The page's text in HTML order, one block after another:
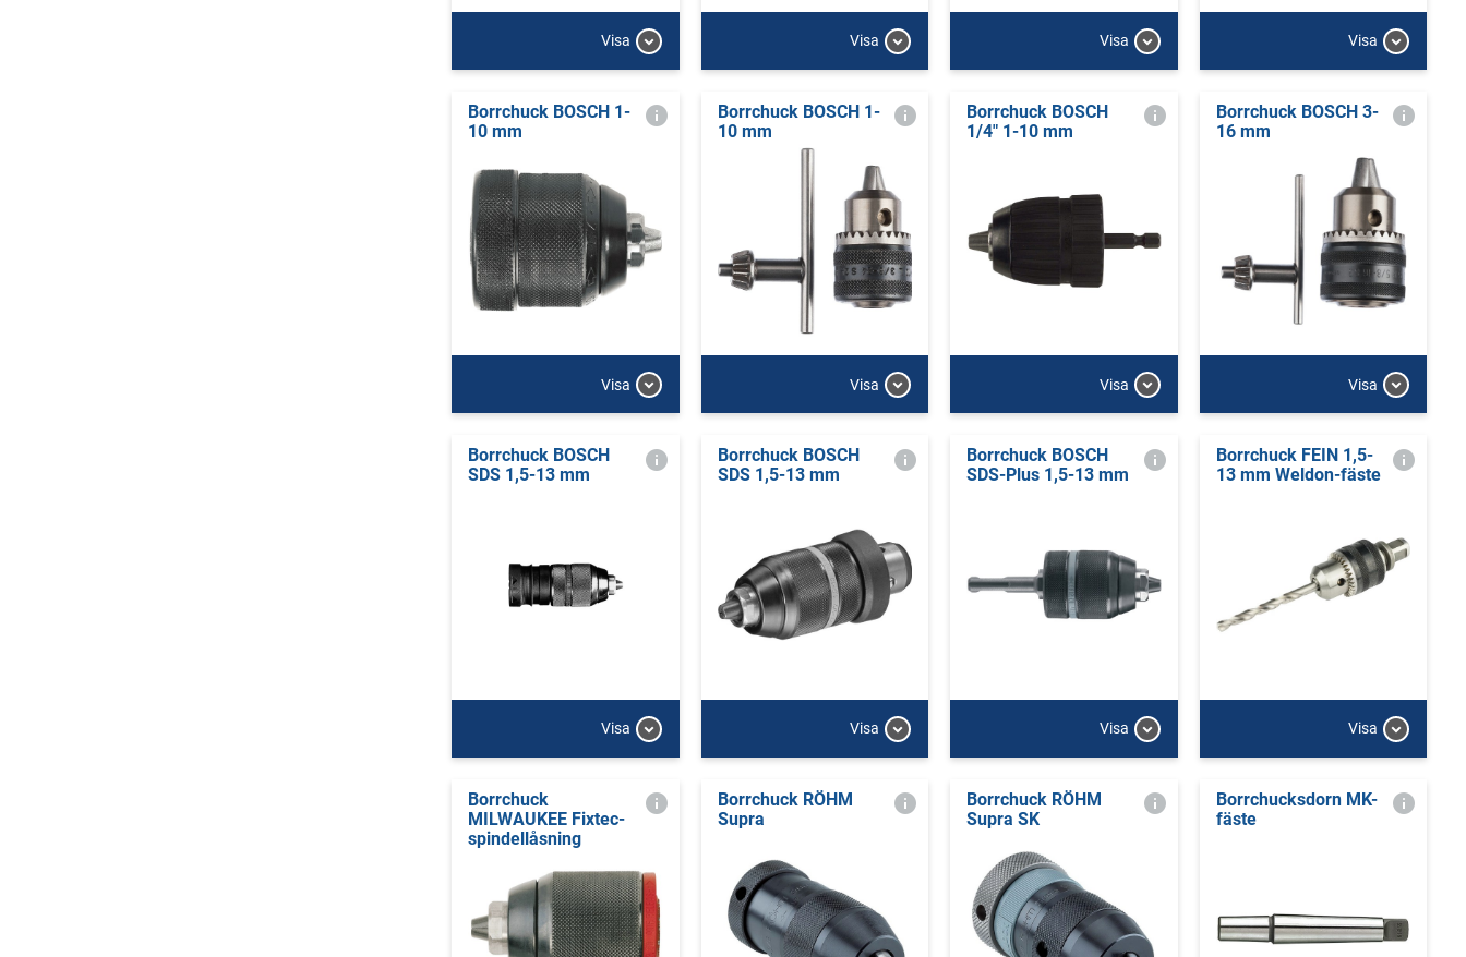
Visa Visa Visa Visa
Borrchuck BOSCH 1-
10 mm
Visa
Borrchuck BOSCH 1-
10 mm
Visa
Borrchuck BOSCH
1/4" 1-10 mm
Visa
Borrchuck BOSCH 3-
16 mm
Visa
Borrchuck BOSCH
SDS 1,5-13 mm
Visa
Borrchuck BOSCH
SDS 1,5-13 mm
Visa
Borrchuck BOSCH
SDS-Plus 1,5-13 mm
Visa
Borrchuck FEIN 1,5-
13 mm Weldon-fäste
Visa
Borrchuck
MILWAUKEE Fixtec-
spindellåsning
Borrchuck RÖHM
Supra
Borrchuck RÖHM
Supra SK
Borrchucksdorn MK-
fäste